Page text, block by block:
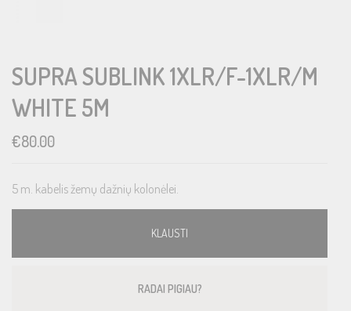
SUPRA SUBLINK 1XLR/F-1XLR/M
WHITE 5M
€80.00
5 m. kabelis žemų dažnių kolonėlei.
KLAUSTI
RADAI PIGIAU?